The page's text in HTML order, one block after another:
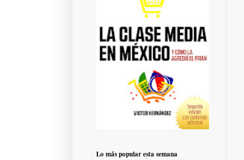
Lo más popular esta semana